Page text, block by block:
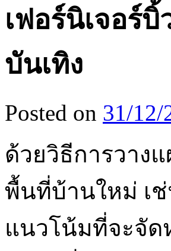
เฟอร์นิเจอร์
บันเทิง
Posted on 31/12/
ด้วยวิธีการวาง
พื้นที่บ้านใหม่ เ
แนวโน้มที่จะจัด